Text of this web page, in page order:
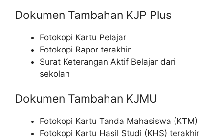
Dokumen Tambahan KJP Plus
Fotokopi Kartu Pelajar
Fotokopi Rapor terakhir
Surat Keterangan Aktif Belajar dari
sekolah
Dokumen Tambahan KJMU
Fotokopi Kartu Tanda Mahasiswa (KTM)
Fotokopi Kartu Hasil Studi (KHS) terakhir